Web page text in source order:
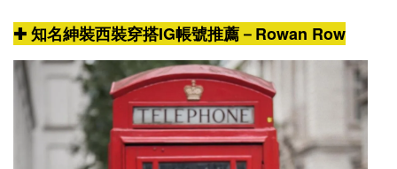
✚ 知名紳裝西裝穿搭IG帳號推薦－Rowan Row